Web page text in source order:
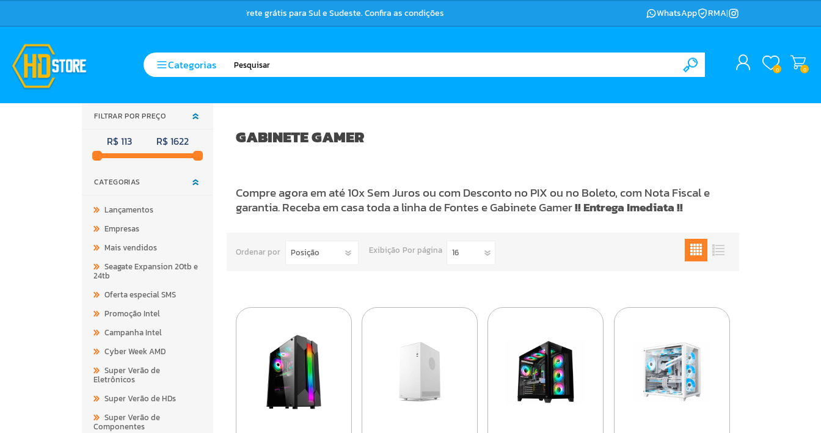
Frete grátis para Sul e Sudeste. Confira as condições WhatsApp RMA|
Categorias 0 0
FILTRAR POR PREÇO
R$ 113 R$ 1622
CATEGORIAS
Lançamentos
Empresas
Mais vendidos
Seagate Expansion 20tb e
24tb
Oferta especial SMS
Promoção Intel
Campanha Intel
Cyber Week AMD
Super Verão de
Eletrônicos
Super Verão de HDs
Super Verão de
Componentes
GABINETE GAMER
Compre agora em até 10x Sem Juros ou com Desconto no PIX ou no Boleto, com Nota Fiscal e
garantia. Receba em casa toda a linha de Fontes e Gabinete Gamer!! Entrega Imediata !!
Ordenar por Exibição Por página